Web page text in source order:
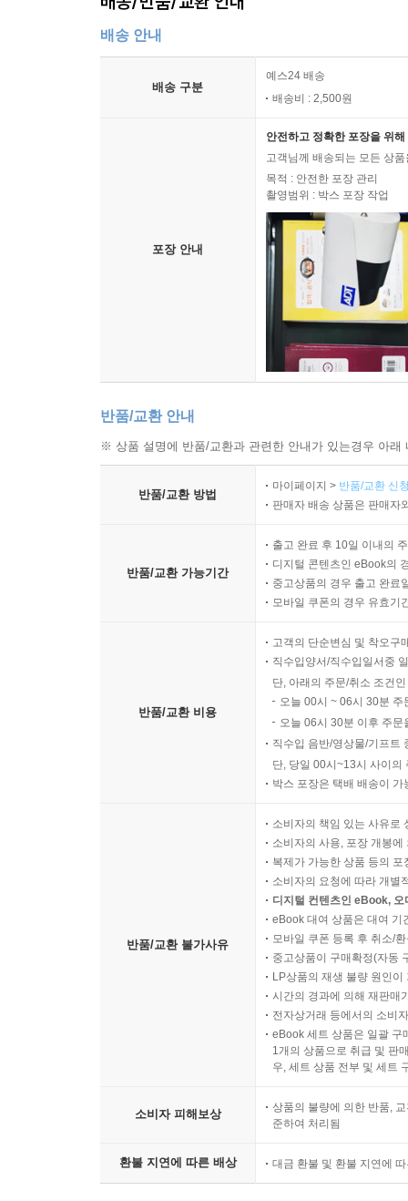
배송 안내
배송 구분
예스24 배송
배송비 : 2,500원
포장 안내
안전하고 정확한 포장을 위
고객님께 배송되는 모든 상
목적 : 안전한 포장 관리
촬영범위 : 박스 포장 작업
반품/교환 안내
※ 상품 설명에 반품/교환과 관련한 안내가 있는경우 아
반품/교환 방법
마이페이지 > 반품/교환 신
판매자 배송 상품은 판매자
반품/교환 가능기간
출고 완료 후 10일 이내의
디지털 콘텐츠인 eBook의
중고상품의 경우 출고 완료
모바일 쿠폰의 경우 유효기
반품/교환 비용
고객의 단순변심 및 착오구
직수입양서/직수입일서중
단, 아래의 주문/취소 조건
오늘 00시 ~ 06시 30분
오늘 06시 30분 이후 주
직수입 음반/영상물/기프트
단, 당일 00시~13시 사이의
박스 포장은 택배 배송이
반품/교환 불가사유
소비자의 책임 있는 사유로
소비자의 사용, 포장 개봉
복제가 가능한 상품 등의
소비자의 요청에 따라 개별
디지털 컨텐츠인 eBook,
eBook 대여 상품은 대여 기
모바일 쿠폰 등록 후 취소/
중고상품이 구매확정(자동
LP상품의 재생 불량 원인
시간의 경과에 의해 재판매
전자상거래 등에서의 소비
eBook 세트 상품은 일괄 구
1개의 상품으로 취급 및 판
우, 세트 상품 전부 및 세트
소비자 피해보상
상품의 불량에 의한 반품,
준하여 처리됨
환불 지연에 따른 배상 대금 환불 및 환불 지연에